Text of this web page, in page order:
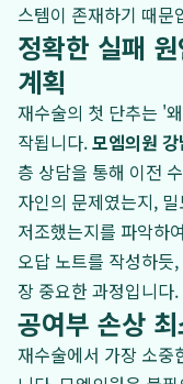
스템이 존재하기 때문
정확한 실패
계획
재수술의 첫 단추는 '
작됩니다.모엠의원 강
층 상담을 통해 이전
자인의 문제였는지,
저조했는지를 파악하
오답 노트를 작성하듯
장 중요한 과정입니다.
공여부 손상
재수술에서 가장 소중